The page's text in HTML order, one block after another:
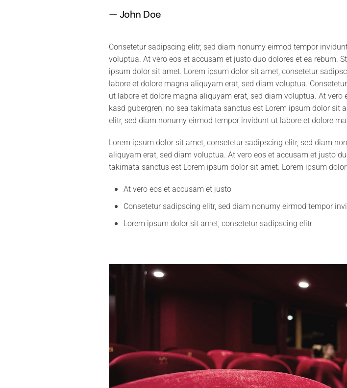
John Doe
Consetetur sadipscing elitr, sed diam nonumy eirmod tempor
voluptua. At vero eos et accusam et justo duo dolores et ea rebum.
ipsum dolor sit amet. Lorem ipsum dolor sit amet, consetetur
labore et dolore magna aliquyam erat, sed diam voluptua.
ut labore et dolore magna aliquyam erat, sed diam voluptua. At
kasd gubergren, no sea takimata sanctus est Lorem ipsum dolor sit
elitr, sed diam nonumy eirmod tempor invidunt ut labore et dolore
Lorem ipsum dolor sit amet, consetetur sadipscing elitr, sed diam
aliquyam erat, sed diam voluptua. At vero eos et accusam et justo
takimata sanctus est Lorem ipsum dolor sit amet. Lorem ipsum
At vero eos et accusam et justo
Consetetur sadipscing elitr, sed diam nonumy eirmod tempor
Lorem ipsum dolor sit amet, consetetur sadipscing elitr